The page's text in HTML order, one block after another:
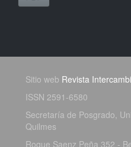
Sitio web Revista
ISSN 2591-6580
Secretaría de Posgrado,
Quilmes
Roque Saenz Peña 352 -